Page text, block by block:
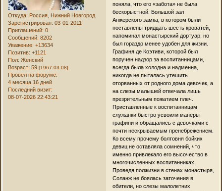
Откуда: Россия, Нижний Новгород
Зарегистрирован: 03-01-2011
Приглашений: 0
Сообщений: 8202
Уважение: +13634
Позитив: +1121
Пол: Женский
Возраст: 59[1967-03-08]
Провел на форуме:
4 месяца 16 дней
Последний визит:
08-07-2026 22:43:21
поняла, что его «забота» не была
бескорыстной. Большой зал
Анжерского замка, в котором были
поставлены тридцать шесть кроватей,
напоминал монастырский дортуар, но
был гораздо менее удобен для жизни.
Графиня де Коэтиви, которой был
поручен надзор за воспитанницами,
всегда была холодна и надменна,
никогда не пыталась утешить
оторванных от родного дома девочек, а
на слезы малышей отвечала лишь
презрительным пожатием плеч.
Приставленные к воспитанницам
служанки быстро усвоили манеры
графини и обращались с девочками с
почти нескрываемым пренебрежением.
Ко всему прочему болтовня бойких
девиц не оставляла сомнений, что
именно привлекало его высочество в
многочисленных воспитанниках.
Проведя полжизни в стенах монастыря,
Соланж не боялась заточения в
обители, но слезы малолетних